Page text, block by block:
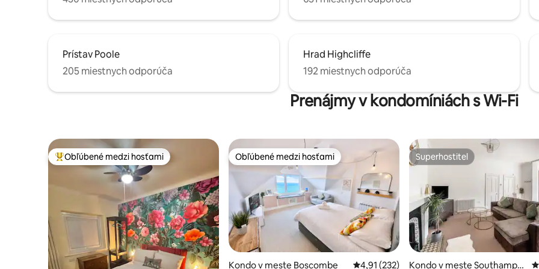
Prístav Poole
205 miestnych odporúča
Hrad Highcliffe
192 miestnych odporúča
Prenájmy v kondomíniách s Wi-Fi
Najobľúbenejšie medzi hosťami
Obľúbené medzi hosťami Obľúbené medzi hosťami
Obľúbené medzi hosťami
Kondo v meste Boscombe Priemerné ohodnotenie 4,91 z 5, počet
4,91 (232)
Superhostiteľ
Superhostiteľ
Kondo v meste Southampto